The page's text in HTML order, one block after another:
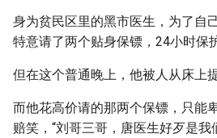
身为贫民区里的黑市医生，为了自
特意请了两个贴身保镖，24小时保
但在这个普通晚上，他被人从床上
而他花高价请的那两个保镖，只能
赔笑，“刘哥三哥，唐医生好歹是